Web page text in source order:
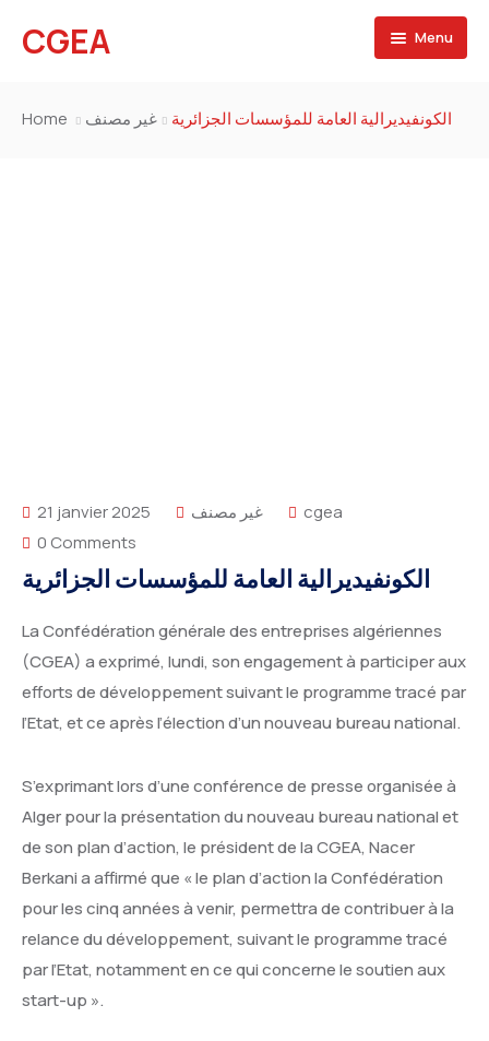
CGEA Menu
Home غير مصنف الكونفيديرالية العامة للمؤسسات الجزائرية
21 janvier 2025 غير مصنف
cgea
0 Comments
الكونفيديرالية العامة للمؤسسات الجزائرية
La Confédération générale des entreprises algériennes
(CGEA) a exprimé, lundi, son engagement à participer aux
efforts de développement suivant le programme tracé par
l’Etat, et ce après l’élection d’un nouveau bureau national.
S’exprimant lors d’une conférence de presse organisée à
Alger pour la présentation du nouveau bureau national et
de son plan d’action, le président de la CGEA, Nacer
Berkani a affirmé que « le plan d’action la Confédération
pour les cinq années à venir, permettra de contribuer à la
relance du développement, suivant le programme tracé
par l’Etat, notamment en ce qui concerne le soutien aux
start-up ».